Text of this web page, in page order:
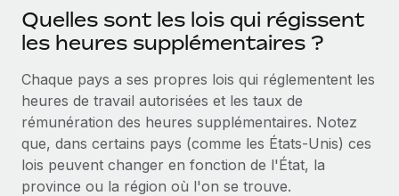
En savoir plus
Quelles sont les lois qui régissent
les heures supplémentaires ?
Chaque pays a ses propres lois qui réglementent les
heures de travail autorisées et les taux de
rémunération des heures supplémentaires. Notez
que, dans certains pays (comme les États-Unis) ces
lois peuvent changer en fonction de l'État, la
province ou la région où l'on se trouve.